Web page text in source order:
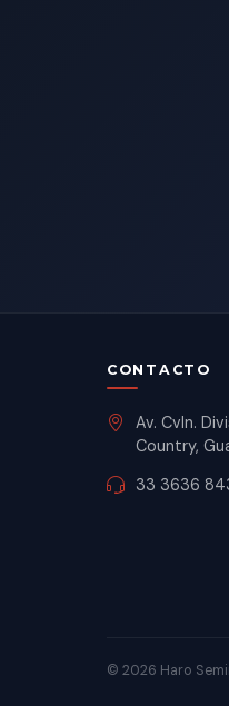
CONTACTO
Av. Cvln.
Country,
33 3636
© 2026 Haro